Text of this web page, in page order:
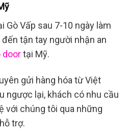
Gò Vấp sau 7-10 ngày làm
tận tay người nhận an
doortại Mỹ.
gửi hàng hóa từ Việt
ngược lại, khách có nhu cầu
với chúng tôi qua những
trợ.